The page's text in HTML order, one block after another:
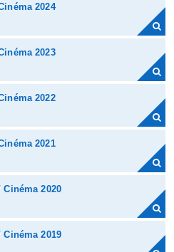
2024
2023
2022
2021
Cinéma 2020
Cinéma 2019